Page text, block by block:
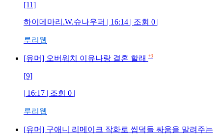
[11]
하이데마리.W.슈나우퍼 | 16:14 | 조회 0 |
루리웹
[유머] 오버워치 이유나랑 결혼 할래 +3
[9]
| 16:17 | 조회 0 |
루리웹
[유머] 구애니 리메이크 작화로 씹덕들 싸움을 말려주는